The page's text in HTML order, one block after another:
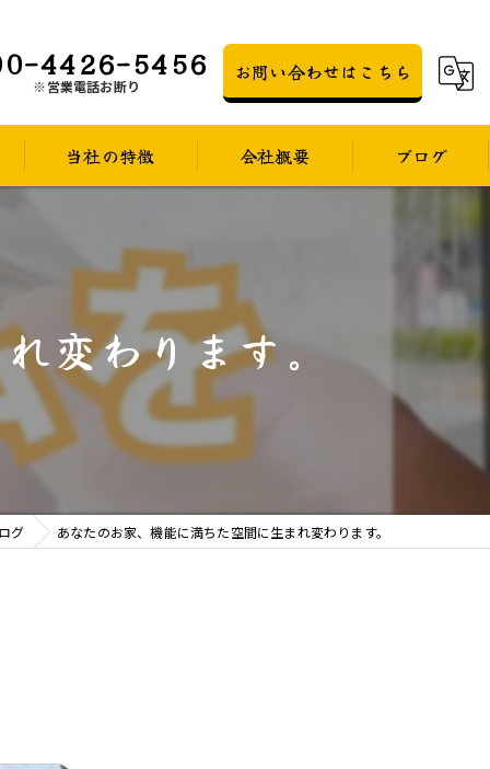
4426-5456
※営業電話お断り
お問い合わせはこちら
当社の特徴
遮熱
UVカット
目隠し
会社概要 ブログ
変わります。
グ あなたのお家、機能に満ちた空間に生まれ変わります。